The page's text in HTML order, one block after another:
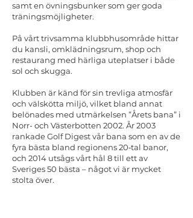
samt en övningsbunker som ger goda
träningsmöjligheter.
På vårt trivsamma klubbhusområde hittar
du kansli, omklädningsrum, shop och
restaurang med härliga uteplatser i både
sol och skugga.
Klubben är känd för sin trevliga atmosfär
och välskötta miljö, vilket bland annat
belönades med utmärkelsen ”Årets bana” i
Norr- och Västerbotten 2002. År 2003
rankade Golf Digest vår bana som en av de
fyra bästa bland regionens 20‑tal banor,
och 2014 utsågs vårt hål 8 till ett av
Sveriges 50 bästa – något vi är mycket
stolta över.